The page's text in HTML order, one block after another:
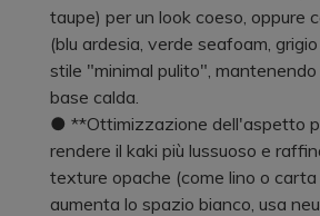
taupe) per un look coeso, oppure
(blu ardesia, verde seafoam,
stile "minimal pulito",
base calda.
● **Ottimizzazione dell'aspetto
rendere il kaki più lussuoso e
texture opache (come lino o carta
aumenta lo spazio bianco, usa